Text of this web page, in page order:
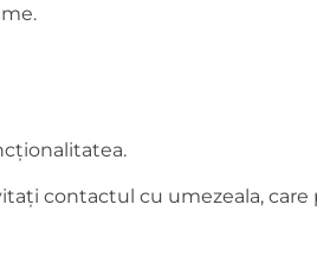
contactul cu umezeala, care